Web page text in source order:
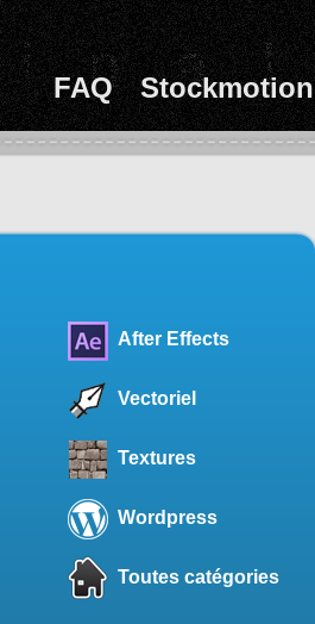
FAQ Stockmotion
After Effects
Vectoriel
Textures
Wordpress
Toutes catégories